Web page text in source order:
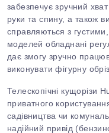
забезпечує зручний
руки та спину, а також
справляються з
моделей обладнані
дає змогу зручно
виконувати фігурну
Телескопічні кущорізи
приватного
садівництва чи
надійний привід